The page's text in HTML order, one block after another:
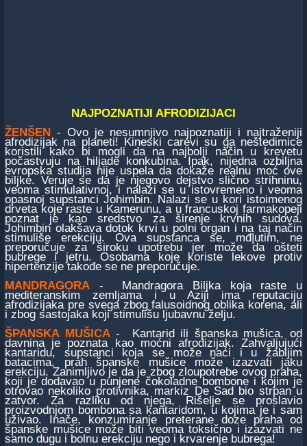
NAJPOZNATIJI AFRODIZIJACI
ŽENŠEN
- Ovo je nesumnjivo najpoznatiji i najtraženiji
afrodizijak na planeti! Kineski carevi su ga neštedimice
koristili kako bi mogli da na najbolji način u krevetu
počastvuju na hiljade konkubina. Ipak, nijedna ozbiljna
evropska studija nije uspela da dokaže realnu moć ove
biljke. Veruje se da je njegovo dejstvo slično strihninu,
veoma stimulativnoj, i nalazi se u istovremeno i veoma
opasnoj supstanci Johimbin. Nalazi se u kori istoimenog
drveta koje raste u Kamerunu, a u francuskoj farmakopeji
poznat je kao sredstvo za širenje krvnih sudova.
Johimbin olakšava dotok krvi u polni organ i na taj način
stimuliše erekciju. Ova supstanca se, mđ|utim, ne
preporučuje za široku upotrebu jer može da ošteti
bubrege i jetru. Osobama koje koriste lekove protiv
hipertenzije takođe se ne preporučuje.
MANDRAGORA - Mandragora Biljka koja raste u
mediteranskim zemljama i u Aziji ima reputaciju
afrodizijaka pre svega zbog falusoidnog oblika korena, ali
i zbog sastojaka koji stimulišu ljubavnu želju.
ŠPANSKA MUŠICA- Kantarid ili španska mušica, od
davnina je poznata kao moćni afrodizijak. Zahvaljujući
kantaridu, supstanci koja se može naći i u žabljim
batacima, prah španske mušice može izazvati jaku
erekciju. Zanimljivo je da je zbog zloupotrebe ovog praha,
koji je dodavao u punjene čokoladne bombone i kojim je
otrovao nekoliko protivnika, markiz De Sad bio strpan u
zatvor. Za razliku od njega, Rišelje se proslavio
proizvodnjom bombona sa kantaridom, u kojima je i sam
uživao. Inače, konzumiranje preterane doze praha od
španske mušice može biti veoma toksično i izazvati ne
samo dugu i bolnu erekciju nego i krvarenje bubrega!